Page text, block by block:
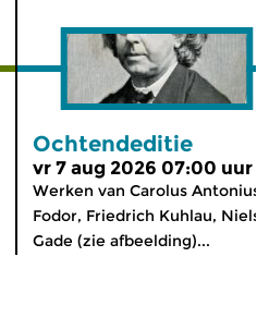
Ochtendeditie
vr 7 aug 2026 07:00 uur
Werken van Carolus
Fodor, Friedrich Kuhlau,
Gade (zie afbeelding)...